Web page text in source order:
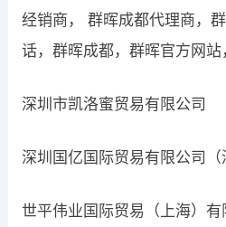
经销商， 群晖成都代理商，
话，群晖成都，群晖官方网
深圳市凯洛蜜贸易有限公司
深圳国亿国际贸易有限公司
世平伟业国际贸易（上海）